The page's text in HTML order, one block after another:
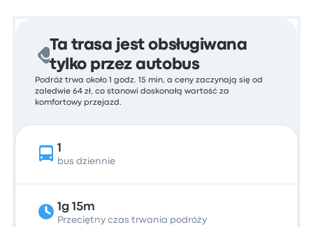
Ta trasa jest obsługiwana
tylko przez autobus
Podróż trwa około 1 godz. 15 min, a ceny zaczynają się od
zaledwie 64 zł, co stanowi doskonałą wartość za
komfortowy przejazd.
1
bus dziennie
1g 15m
Przeciętny czas trwania podróży